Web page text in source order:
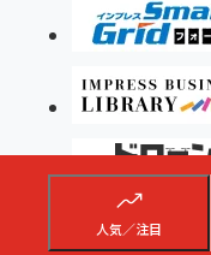
人気／注目